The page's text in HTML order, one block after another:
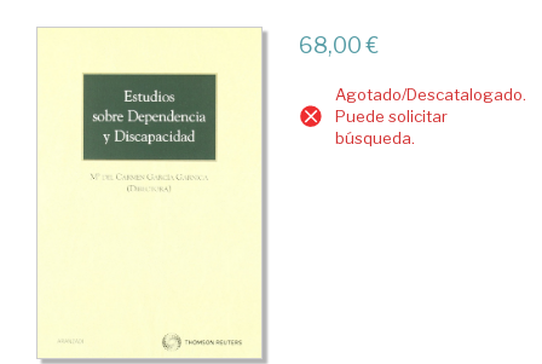
68,00 €
Agotado/Descatalogado.
Puede solicitar
búsqueda.